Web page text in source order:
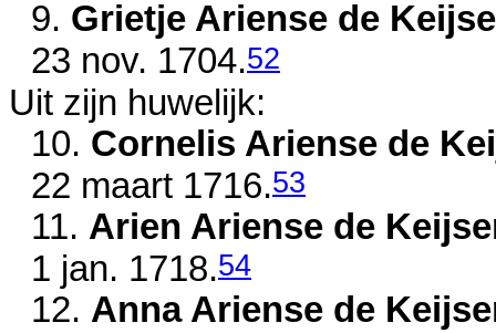
9. Grietje Ariense de
23 nov. 1704.52
Uit zijn huwelijk:
10. Cornelis Ariense de
22 maart 1716.53
11. Arien Ariense de
1 jan. 1718.54
12. Anna Ariense de